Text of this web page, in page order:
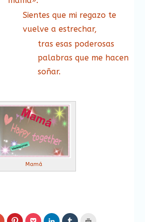
Sientes que mi regazo te
vuelve a estrechar,
tras esas poderosas
palabras que me hacen
soñar.
Mamá
Haz Haz Haz Haz Haz